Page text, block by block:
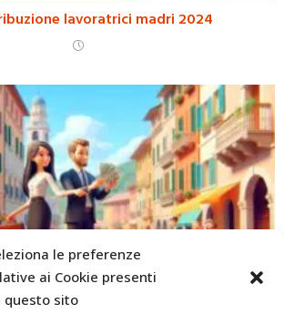
le preferenze
ai Cookie presenti
questo sito
lavoratrici madri 2024